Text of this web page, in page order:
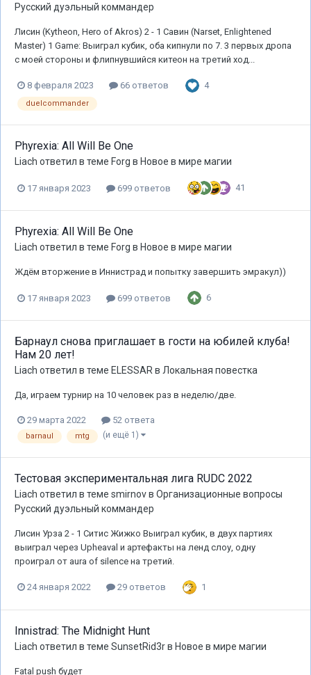
Русский дуэльный коммандер
Лисин (Kytheon, Hero of Akros) 2 - 1 Савин (Narset, Enlightened
Master) 1 Game: Выиграл кубик, оба кипнули по 7. 3 первых дропа
с моей стороны и флипнувшийся китеон на третий ход...
8 февраля 2023 66 ответов 4
duelcommander
Phyrexia: All Will Be One
Liach ответил в теме Forg в Новое в мире магии
17 января 2023 699 ответов 41
Phyrexia: All Will Be One
Liach ответил в теме Forg в Новое в мире магии
Ждём вторжение в Иннистрад и попытку завершить эмракул))
17 января 2023 699 ответов 6
Барнаул снова приглашает в гости на юбилей клуба!
Нам 20 лет!
Liach ответил в теме ELESSARв Локальная повестка
Да, играем турнир на 10 человек раз в неделю/две.
29 марта 2022 52 ответа
barnaul mtg (и ещё 1)
Тестовая экспериментальная лига RUDC 2022
Liach ответил в теме smirnovв Организационные вопросы
Русский дуэльный коммандер
Лисин Урза 2 - 1 Ситис Жижко Выиграл кубик, в двух партиях
выиграл через Upheaval и артефакты на ленд слоу, одну
проиграл от aura of silence на третий.
24 января 2022 29 ответов 1
Innistrad: The Midnight Hunt
Liach ответил в теме SunsetRid3rв Новое в мире магии
Fatal push будет